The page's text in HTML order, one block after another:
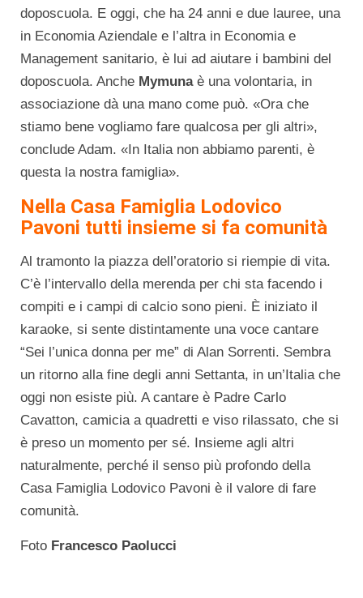
doposcuola. E oggi, che ha 24 anni e due lauree, una
in Economia Aziendale e l’altra in Economia e
Management sanitario, è lui ad aiutare i bambini del
doposcuola. Anche Mymunaè una volontaria, in
associazione dà una mano come può. «Ora che
stiamo bene vogliamo fare qualcosa per gli altri»,
conclude Adam. «In Italia non abbiamo parenti, è
questa la nostra famiglia».
Nella Casa Famiglia Lodovico
Pavoni tutti insieme si fa comunità
Al tramonto la piazza dell’oratorio si riempie di vita.
C’è l’intervallo della merenda per chi sta facendo i
compiti e i campi di calcio sono pieni. È iniziato il
karaoke, si sente distintamente una voce cantare
“Sei l’unica donna per me” di Alan Sorrenti. Sembra
un ritorno alla fine degli anni Settanta, in un’Italia che
oggi non esiste più. A cantare è Padre Carlo
Cavatton, camicia a quadretti e viso rilassato, che si
è preso un momento per sé. Insieme agli altri
naturalmente, perché il senso più profondo della
Casa Famiglia Lodovico Pavoni è il valore di fare
comunità.
Foto Francesco Paolucci